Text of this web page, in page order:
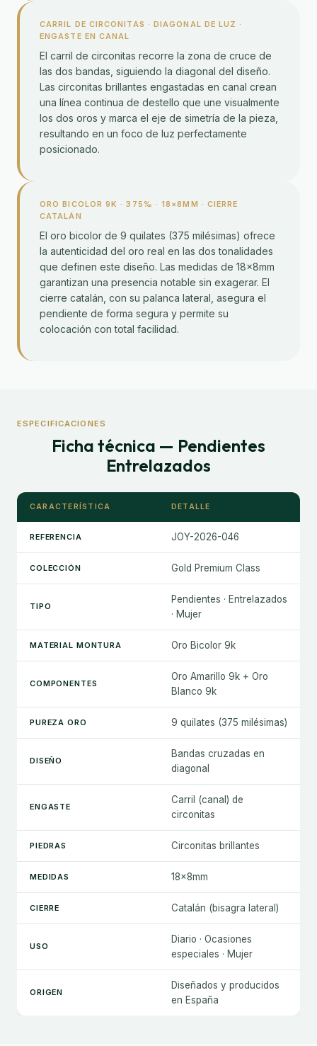
CARRIL DE CIRCONITAS · DIAGONAL DE LUZ ·
ENGASTE EN CANAL
El carril de circonitas recorre la zona de cruce de
las dos bandas, siguiendo la diagonal del diseño.
Las circonitas brillantes engastadas en canal crean
una línea continua de destello que une visualmente
los dos oros y marca el eje de simetría de la pieza,
resultando en un foco de luz perfectamente
posicionado.
ORO BICOLOR 9K · 375‰ · 18×8MM · CIERRE
CATALÁN
El oro bicolor de 9 quilates (375 milésimas) ofrece
la autenticidad del oro real en las dos tonalidades
que definen este diseño. Las medidas de 18×8mm
garantizan una presencia notable sin exagerar. El
cierre catalán, con su palanca lateral, asegura el
pendiente de forma segura y permite su
colocación con total facilidad.
ESPECIFICACIONES
Ficha técnica — Pendientes
Entrelazados
CARACTERÍSTICA DETALLE
REFERENCIA JOY-2026-046
COLECCIÓN Gold Premium Class
TIPO
Pendientes · Entrelazados
· Mujer
MATERIAL MONTURA Oro Bicolor 9k
COMPONENTES
Oro Amarillo 9k + Oro
Blanco 9k
PUREZA ORO 9 quilates (375 milésimas)
DISEÑO
Bandas cruzadas en
diagonal
ENGASTE
Carril (canal) de
circonitas
PIEDRAS Circonitas brillantes
MEDIDAS 18×8mm
CIERRE Catalán (bisagra lateral)
USO
Diario · Ocasiones
especiales · Mujer
ORIGEN
Diseñados y producidos
en España